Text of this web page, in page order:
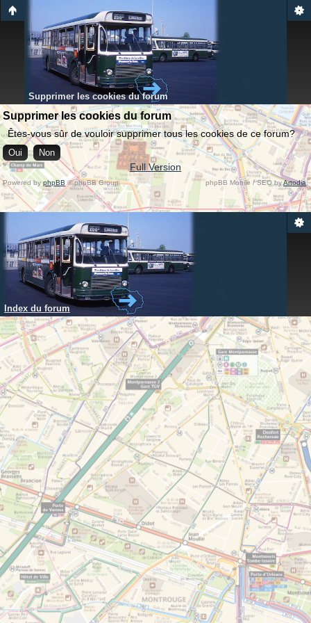
Supprimer les cookies du forum
Supprimer les cookies du forum
Êtes-vous sûr de vouloir supprimer tous les cookies de ce forum?
Full Version
Powered byphpBB © phpBB Group. phpBB Mobile / SEO byArtodia.
Index du forum